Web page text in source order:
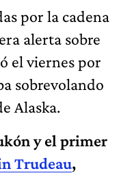
por la cadena
alerta sobre
el viernes por
sobrevolando
Alaska.
y el primer
Trudeau,